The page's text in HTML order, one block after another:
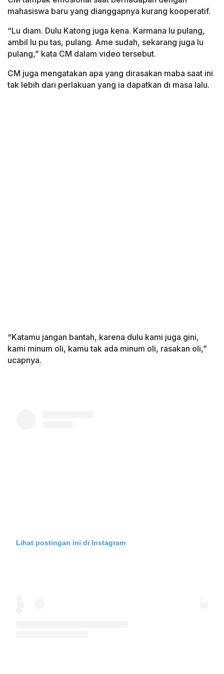
mahasiswa baru yang dianggapnya kurang kooperatif.
“Lu diam. Dulu Katong juga kena. Karmana lu pulang,
ambil lu pu tas, pulang. Ame sudah, sekarang juga lu
pulang,” kata CM dalam video tersebut.
CM juga mengatakan apa yang dirasakan maba saat ini
tak lebih dari perlakuan yang ia dapatkan di masa lalu.
“Katamu jangan bantah, karena dulu kami juga gini,
kami minum oli, kamu tak ada minum oli, rasakan oli,”
ucapnya.
Lihat postingan ini di Instagram